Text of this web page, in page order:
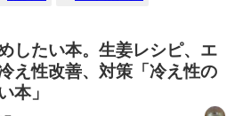
したい本。生姜レシピ、エ
え性改善、対策「冷え性の
本」